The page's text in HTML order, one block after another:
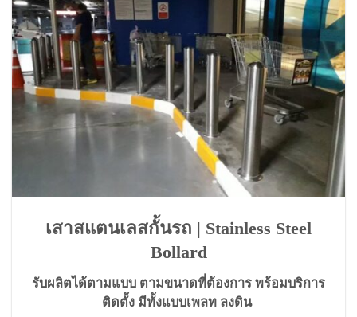
เสาสแตนเลสกั้นรถ | Stainless Steel
Bollard
รับผลิตได้ตามแบบ ตามขนาดที่ต้องการ พร้อมบริการ
ติดตั้ง มีทั้งแบบเพลท ลงดิน